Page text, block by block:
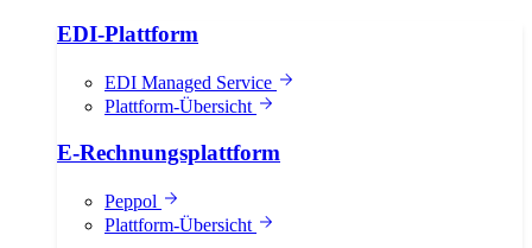
EDI-Plattform
EDI Managed Service
Plattform-Übersicht
E-Rechnungsplattform
Peppol
Plattform-Übersicht